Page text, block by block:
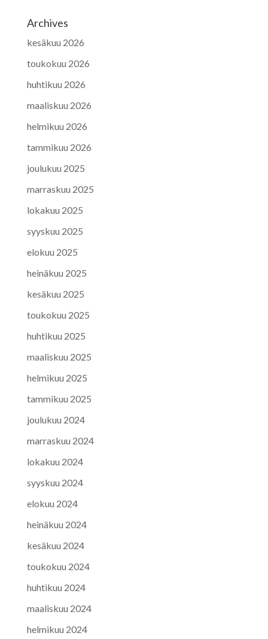
Archives
kesäkuu 2026
toukokuu 2026
huhtikuu 2026
maaliskuu 2026
helmikuu 2026
tammikuu 2026
joulukuu 2025
marraskuu 2025
lokakuu 2025
syyskuu 2025
elokuu 2025
heinäkuu 2025
kesäkuu 2025
toukokuu 2025
huhtikuu 2025
maaliskuu 2025
helmikuu 2025
tammikuu 2025
joulukuu 2024
marraskuu 2024
lokakuu 2024
syyskuu 2024
elokuu 2024
heinäkuu 2024
kesäkuu 2024
toukokuu 2024
huhtikuu 2024
maaliskuu 2024
helmikuu 2024